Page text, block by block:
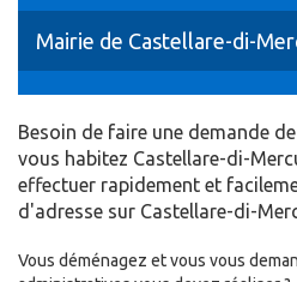
Mairie de Castellare-di-
Besoin de faire une demande
vous habitez Castellare-di-
effectuer rapidement et
d'adresse sur Castellare-di-
Vous déménagez et vous vous